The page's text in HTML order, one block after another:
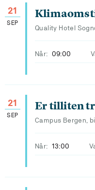
21
SEP
Quality Hotel
Når: 09:00
21
SEP
Er tilliten
Campus Bergen,
Når: 13:00